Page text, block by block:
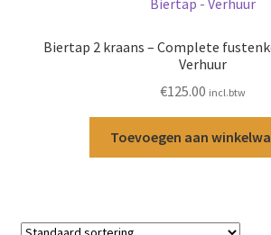
Biertap 2 kraans – Complete
Verhuur
€125.00 incl.btw
Toevoegen aan